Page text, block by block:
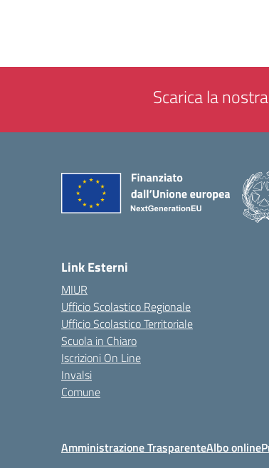
Scarica la
Link Esterni
MIUR
Ufficio Scolastico Regionale
Ufficio Scolastico Territoriale
Scuola in Chiaro
Iscrizioni On Line
Invalsi
Comune
Amministrazione TrasparenteAlbo online